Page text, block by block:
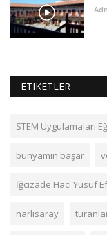
ETIKETLER
STEM Uygulamaları
bünyamin başar
İğcizade Hacı Yusuf
narlısaray